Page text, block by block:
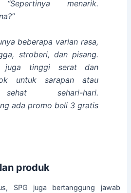
menarik.
beberapa varian rasa,
stroberi, dan pisang.
juga tinggi serat dan
untuk sarapan atau
sehari-hari.
ada promo beli 3 gratis
produk
SPG juga bertanggung jawab